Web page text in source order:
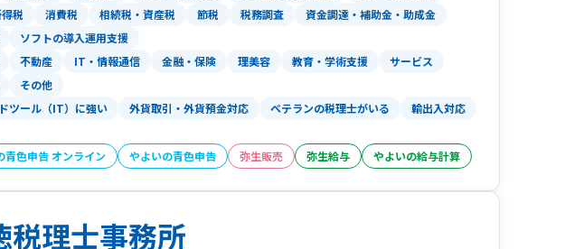
税 消費税 相続税・資産税 節税 税務調査
資金調達・補助金・助成金
ソフトの導入運用支援
不動産 IT・情報通信 金融・保険 理美容 教育・学術支援
サービス
その他
ツール（IT）に強い 外貨取引・外貨預金対応 ベテランの税理士がいる
輸出入対応
青色申告 オンライン やよいの青色申告 弥生販売 弥生給与 やよいの給与計算
税理士事務所